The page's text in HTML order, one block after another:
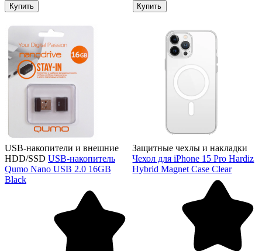
Купить Купить
USB-накопители и внешние
HDD/SSD USB-накопитель
Qumo Nano USB 2.0 16GB
Black
Защитные чехлы и накладки
Чехол для iPhone 15 Pro Hardiz
Hybrid Magnet Case Clear